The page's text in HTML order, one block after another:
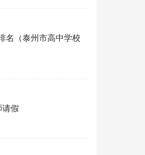
名（泰州市高中学校
请假